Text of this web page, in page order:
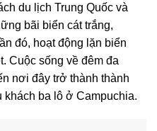
du lịch Trung Quốc và
bãi biển cát trắng,
đó, hoạt động lặn biển
Cuộc sống về đêm đa
nơi đây trở thành thành
khách ba lô ở Campuchia.